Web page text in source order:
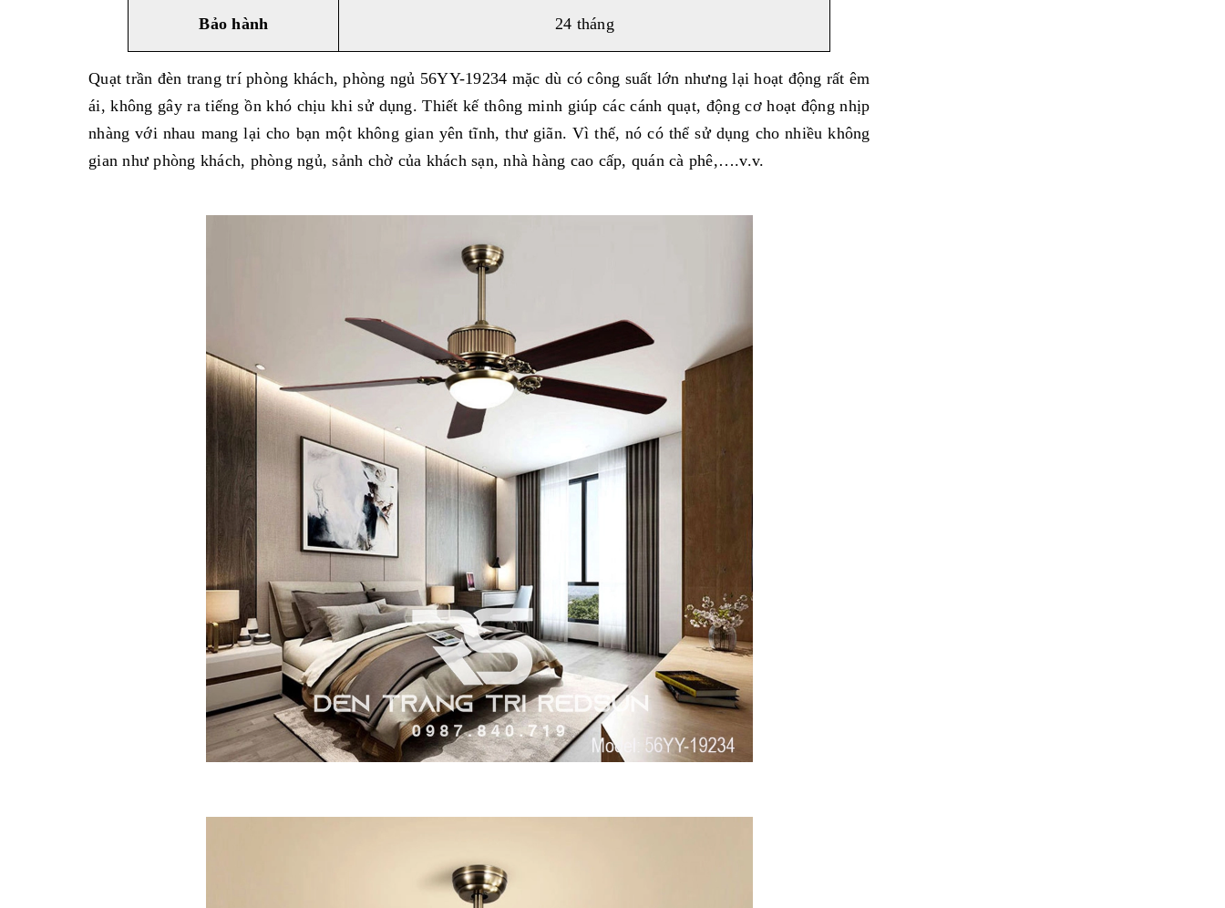
Bảo hành 24 tháng
Quạt trần đèn trang trí phòng khách, phòng ngủ 56YY-19234 mặc dù có công suất lớn nhưng lại hoạt động rất êm
ái, không gây ra tiếng ồn khó chịu khi sử dụng. Thiết kế thông minh giúp các cánh quạt, động cơ hoạt động nhịp
nhàng với nhau mang lại cho bạn một không gian yên tĩnh, thư giãn. Vì thế, nó có thể sử dụng cho nhiều không
gian như phòng khách, phòng ngủ, sảnh chờ của khách sạn, nhà hàng cao cấp, quán cà phê,….v.v.